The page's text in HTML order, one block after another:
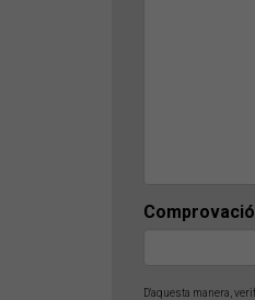
D'aquesta manera,